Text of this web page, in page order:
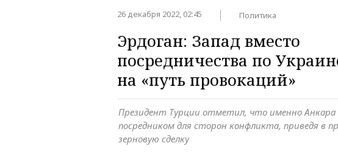
26 декабря 2022, 02:45 Политика
Эрдоган: Запад вместо
посредничества по
на «путь провокаций»
Президент Турции отметил, что именно Анкара
посредником для сторон конфликта, приведя в
зерновую сделку